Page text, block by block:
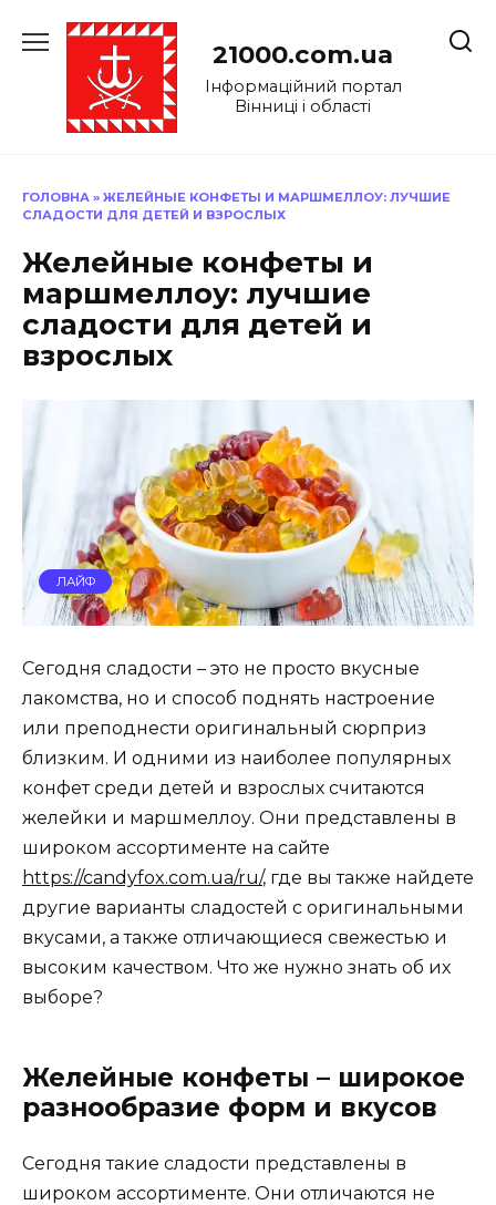
до
21000.com.ua
Інформаційний портал
Вінниці і області
ГОЛОВНА » ЖЕЛЕЙНЫЕ КОНФЕТЫ И МАРШМЕЛЛОУ: ЛУЧШИЕ
СЛАДОСТИ ДЛЯ ДЕТЕЙ И ВЗРОСЛЫХ
Желейные конфеты и
маршмеллоу: лучшие
сладости для детей и
взрослых
ЛАЙФ
Сегодня сладости – это не просто вкусные
лакомства, но и способ поднять настроение
или преподнести оригинальный сюрприз
близким. И одними из наиболее популярных
конфет среди детей и взрослых считаются
желейки и маршмеллоу. Они представлены в
широком ассортименте на сайте
https://candyfox.com.ua/ru/, где вы также найдете
другие варианты сладостей с оригинальными
вкусами, а также отличающиеся свежестью и
высоким качеством. Что же нужно знать об их
выборе?
Желейные конфеты – широкое
разнообразие форм и вкусов
Сегодня такие сладости представлены в
широком ассортименте. Они отличаются не